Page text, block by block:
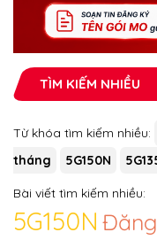
TÌM KIẾM NHIỀU
Từ khóa tìm kiếm nhiều:
tháng
5G150N
Bài viết tìm kiếm nhiều:
5G150N